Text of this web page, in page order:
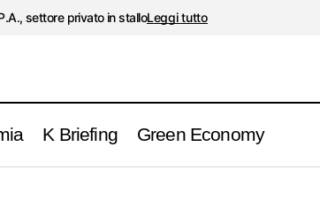
settore privato in stalloLeggi tutto
K Briefing Green Economy